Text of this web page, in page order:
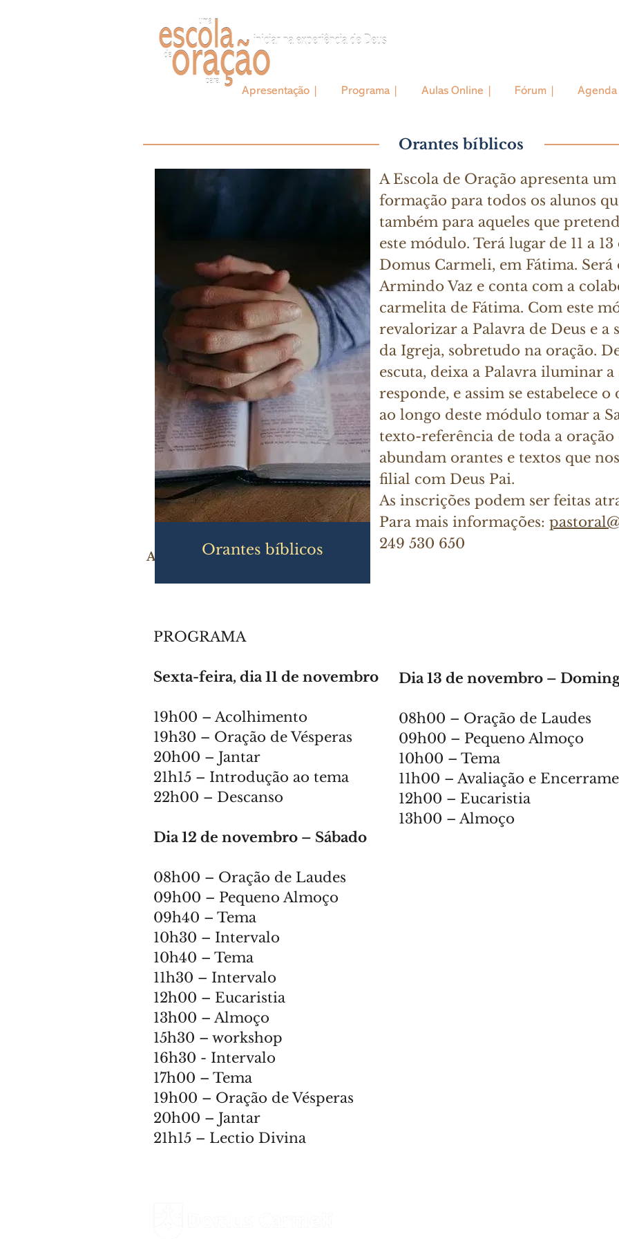
Apresentação | Programa | Aulas Online | Fórum |
Orantes bíblicos
APRESENTAÇÃOOrantes bíblicos
A Escola de Oração apresenta
formação para todos os alunos
também para aqueles que
este módulo. Terá lugar de 11 a
Domus Carmeli, em Fátima.
Armindo Vaz e conta com a
carmelita de Fátima. Com este
revalorizar a Palavra de Deus e a
da Igreja, sobretudo na oração.
escuta, deixa a Palavra iluminar a
responde, e assim se estabelece
ao longo deste módulo tomar a
texto-referência de toda a oração
abundam orantes e textos que
filial com Deus Pai.
As inscrições podem ser feitas
Para mais informações:
249 530 650
PROGRAMA
Sexta-feira, dia 11 de novembro
19h00 – Acolhimento
19h30 – Oração de Vésperas
20h00 – Jantar
21h15 – Introdução ao tema
22h00 – Descanso
Dia 12 de novembro – Sábado
08h00 – Oração de Laudes
09h00 – Pequeno Almoço
09h40 – Tema
10h30 – Intervalo
10h40 – Tema
11h30 – Intervalo
12h00 – Eucaristia
13h00 – Almoço
15h30 – workshop
16h30 - Intervalo
17h00 – Tema
19h00 – Oração de Vésperas
20h00 – Jantar
21h15 – Lectio Divina
Dia 13 de novembro –
08h00 – Oração de Laudes
09h00 – Pequeno Almoço
10h00 – Tema
11h00 – Avaliação e
12h00 – Eucaristia
13h00 – Almoço